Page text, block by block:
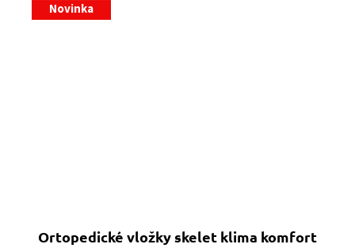
Novinka
Ortopedické vložky skelet klima komfort